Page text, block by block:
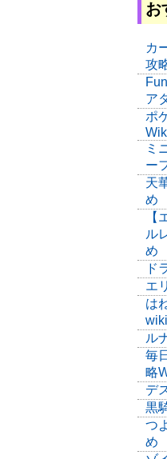
お
カ
攻
ア
ポ
ミ
ー
天
め
【
ル
め
ド
エ
は
ル
毎
略
デ
黒
つ
め